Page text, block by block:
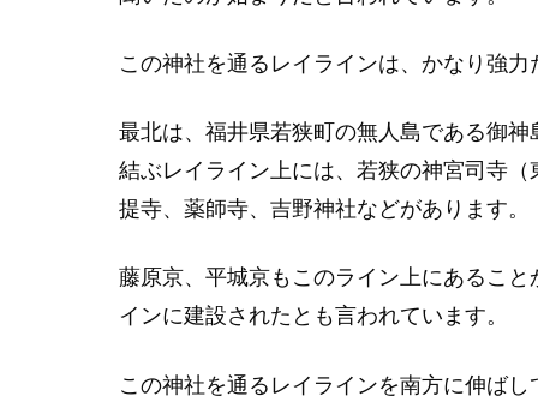
この神社を通るレイラインは、かなり強
最北は、福井県若狭町の無人島である御
結ぶレイライン上には、若狭の神宮司寺
提寺、薬師寺、吉野神社などがあります。
藤原京、平城京もこのライン上にあるこ
インに建設されたとも言われています。
この神社を通るレイラインを南方に伸ば